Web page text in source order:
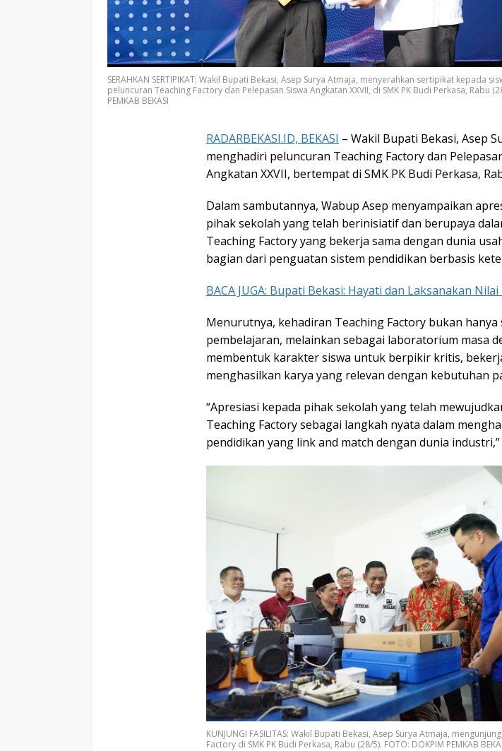
SERAHKAN SERTIPIKAT: Wakil Bupati Bekasi, Asep Surya Atmaja, menyerahkan sertipikat kepada
peluncuran Teaching Factory dan Pelepasan Siswa Angkatan XXVII, di SMK PK Budi Perkasa, Rabu
PEMKAB BEKASI
RADARBEKASI.ID, BEKASI – Wakil Bupati Bekasi, Asep
menghadiri peluncuran Teaching Factory dan
Angkatan XXVII, bertempat di SMK PK Budi Perkasa,
Dalam sambutannya, Wabup Asep menyampaikan
pihak sekolah yang telah berinisiatif dan berupaya
Teaching Factory yang bekerja sama dengan dunia
bagian dari penguatan sistem pendidikan berbasis
BACA JUGA: Bupati Bekasi: Hayati dan Laksanakan Nilai
Menurutnya, kehadiran Teaching Factory bukan hanya
pembelajaran, melainkan sebagai laboratorium masa
membentuk karakter siswa untuk berpikir kritis,
menghasilkan karya yang relevan dengan kebutuhan
“Apresiasi kepada pihak sekolah yang telah
Teaching Factory sebagai langkah nyata dalam
pendidikan yang link and match dengan dunia
KUNJUNGI FASILITAS: Wakil Bupati Bekasi, Asep Surya Atmaja,
Factory di SMK PK Budi Perkasa, Rabu (28/5). FOTO: DOKPIM PEMKAB